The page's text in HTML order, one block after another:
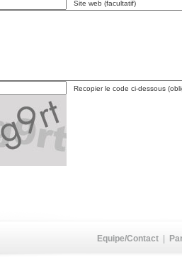
Site web (facultatif)
Recopier le code ci-dessous
Equipe/Contact